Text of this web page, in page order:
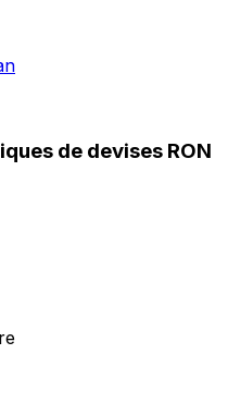
de devises RON